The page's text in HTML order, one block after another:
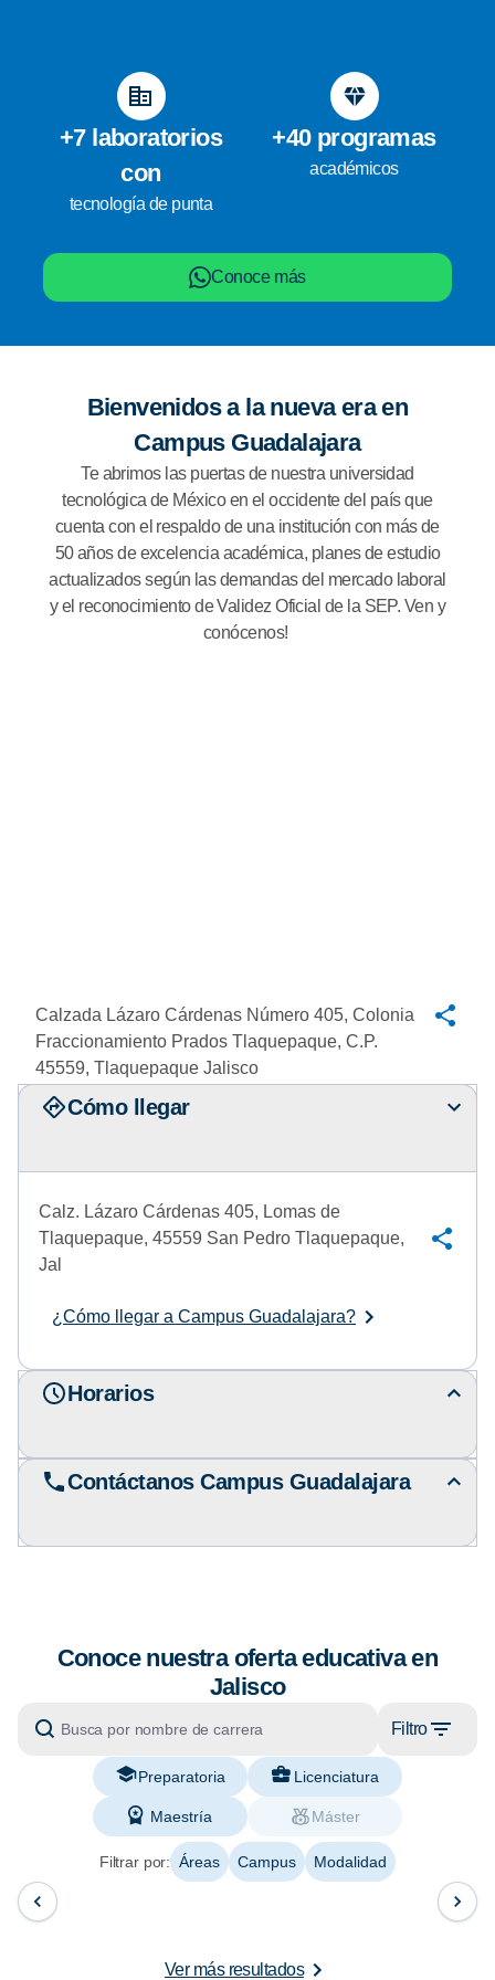
+7 laboratorios
con
tecnología de punta
+40 programas
académicos
Conoce más
Bienvenidos a la nueva era en
Campus Guadalajara
Te abrimos las puertas de nuestra universidad
tecnológica de México en el occidente del país que
cuenta con el respaldo de una institución con más de
50 años de excelencia académica, planes de estudio
actualizados según las demandas del mercado laboral
y el reconocimiento de Validez Oficial de la SEP. Ven y
conócenos!
Calzada Lázaro Cárdenas Número 405, Colonia
Fraccionamiento Prados Tlaquepaque, C.P.
45559, Tlaquepaque Jalisco
Cómo llegar
Calz. Lázaro Cárdenas 405, Lomas de
Tlaquepaque, 45559 San Pedro Tlaquepaque,
Jal
¿Cómo llegar a Campus Guadalajara?
Horarios
Contáctanos Campus Guadalajara
Conoce nuestra oferta educativa en
Jalisco
Filtro
Preparatoria Licenciatura
Maestría Máster
Filtrar por: Áreas Campus Modalidad
Ver más resultados